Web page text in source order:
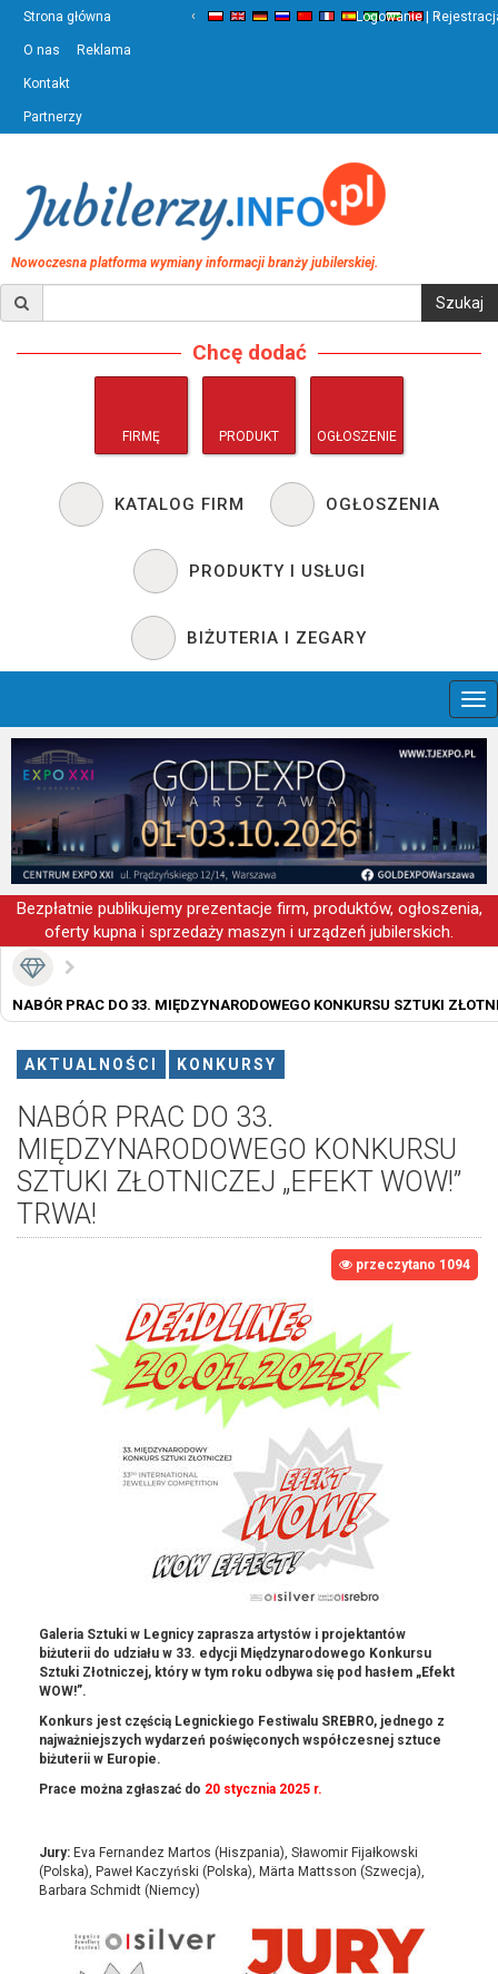
Strona główna
O nas Reklama
Kontakt
Partnerzy
‹ ›
Logowanie |
Nowoczesna platforma wymiany informacji branży jubilerskiej.
Chcę dodać
FIRMĘ PRODUKT OGŁOSZENIE
KATALOG FIRM OGŁOSZENIA
PRODUKTY I USŁUGI
BIŻUTERIA I ZEGARY
Bezpłatnie publikujemy prezentacje firm, produktów, ogłoszenia,
oferty kupna i sprzedaży maszyn i urządzeń jubilerskich.
NABÓR PRAC DO 33. MIĘDZYNARODOWEGO KONKURSU SZTUKI
AKTUALNOŚCI KONKURSY
NABÓR PRAC DO 33.
MIĘDZYNARODOWEGO KONKURSU
SZTUKI ZŁOTNICZEJ „EFEKT WOW!”
TRWA!
przeczytano 1094
Galeria Sztuki w Legnicy zaprasza artystów i projektantów
biżuterii do udziału w 33. edycji Międzynarodowego Konkursu
Sztuki Złotniczej, który w tym roku odbywa się pod hasłem „Efekt
WOW!”.
Konkurs jest częścią Legnickiego Festiwalu SREBRO, jednego z
najważniejszych wydarzeń poświęconych współczesnej sztuce
biżuterii w Europie.
Prace można zgłaszać do 20 stycznia 2025 r.
Jury: Eva Fernandez Martos (Hiszpania), Sławomir Fijałkowski
(Polska), Paweł Kaczyński (Polska), Märta Mattsson (Szwecja),
Barbara Schmidt (Niemcy)